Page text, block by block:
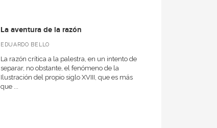
La aventura de la razón
EDUARDO BELLO
La razón crítica a la palestra, en un intento de
separar, no obstante, el fenómeno de la
Ilustración del propio siglo XVIII, que es más
que ...